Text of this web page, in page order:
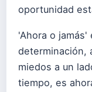
oportunidad
'Ahora o jamás'
determinación,
miedos a un
tiempo, es